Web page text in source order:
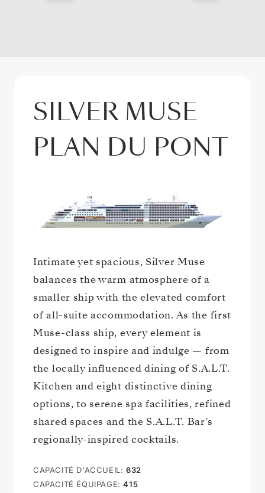
SILVER MUSE
PLAN DU PONT
Intimate yet spacious, Silver Muse
balances the warm atmosphere of a
smaller ship with the elevated comfort
of all-suite accommodation. As the first
Muse-class ship, every element is
designed to inspire and indulge — from
the locally influenced dining of S.A.L.T.
Kitchen and eight distinctive dining
options, to serene spa facilities, refined
shared spaces and the S.A.L.T. Bar’s
regionally-inspired cocktails.
CAPACITÉ D'ACCUEIL : 632
CAPACITÉ ÉQUIPAGE:415